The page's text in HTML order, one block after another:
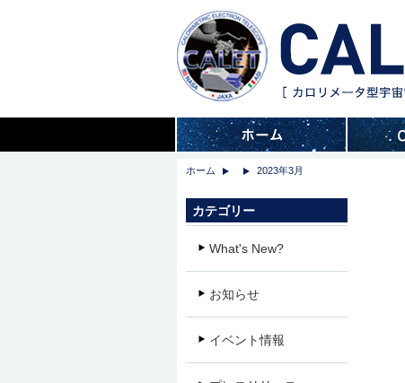
ホーム 2023年3月
カテゴリー
What's New?
お知らせ
イベント情報